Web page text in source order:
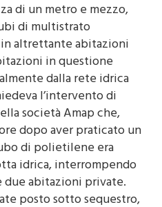
La traccia, si protraeva
di un metro e mezzo,
di multistrato
altrettante abitazioni
in questione
dalla rete idrica
l’intervento di
società Amap che,
dopo aver praticato un
di polietilene era
idrica, interrompendo
due abitazioni private.